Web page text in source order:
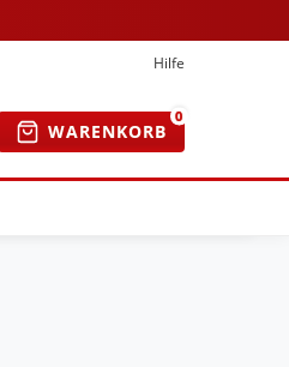
Hilfe
WARENKORB
0